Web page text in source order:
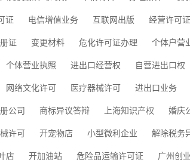
证 电信增值业务 互联网出版 经营许可证
证 变更材料 危化许可证办理 个体户营
个体营业执照 进出口经营权 自营进出口权
网络文化许可 医疗器械许可 进出口业务
公司 商标异议答辩 上海知识产权 婚庆
许可 开宠物店 小型微利企业 解除税务
店 开加油站 危险品运输许可证 广州创